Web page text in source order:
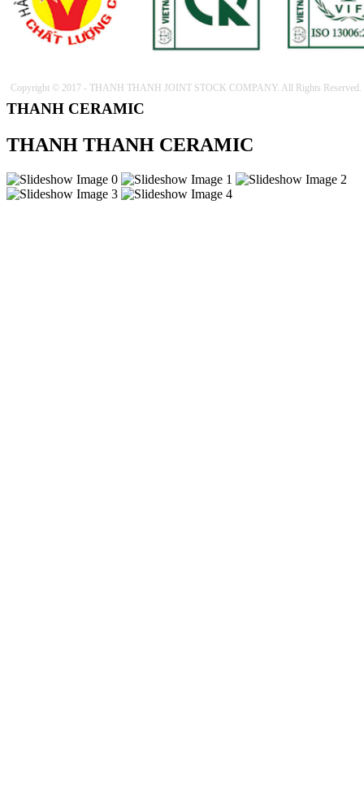
Copyright © 2017 - THANH THANH JOINT STOCK COMPANY. All Rights Reserved.
THANH CERAMIC
THANH THANH CERAMIC